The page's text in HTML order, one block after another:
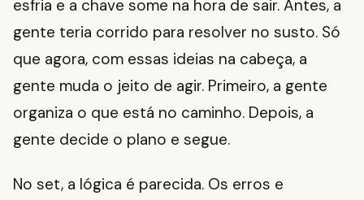
esfria e a chave some na hora de sair. Antes, a
gente teria corrido para resolver no susto. Só
que agora, com essas ideias na cabeça, a
gente muda o jeito de agir. Primeiro, a gente
organiza o que está no caminho. Depois, a
gente decide o plano e segue.
No set, a lógica é parecida. Os erros e